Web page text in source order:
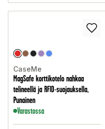
CaseMe
MagSafe korttikotelo nahkaa
telineellä ja RFID-suojauksella,
Punainen
Varastossa